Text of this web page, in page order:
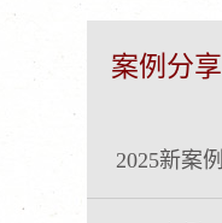
案例分享
2025新案例